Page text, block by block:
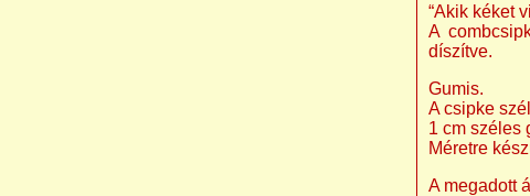
“Akik kéket
A
díszítve.
Gumis.
A csipke
1 cm széles
Méretre
A megadott